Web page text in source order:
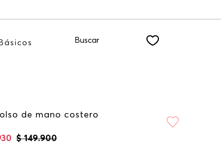
a nuestro NEWSLETTER
Básicos Buscar
de mano costero
$ 149.900